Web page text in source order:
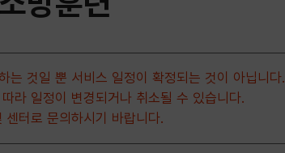
는 것일 뿐 서비스 일정이 확정되는 것이 아닙니다.
라 일정이 변경되거나 취소될 수 있습니다.
터로 문의하시기 바랍니다.